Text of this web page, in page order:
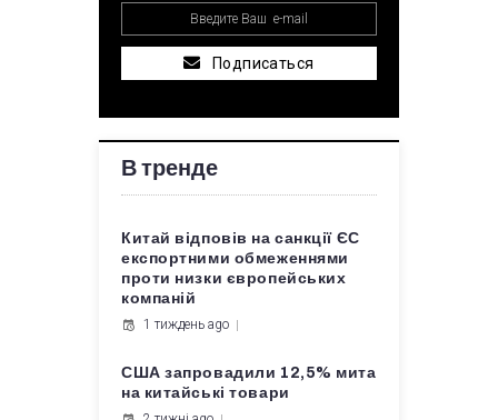
Подписаться
В тренде
Китай відповів на санкції ЄС
експортними обмеженнями
проти низки європейських
компаній
1 тиждень ago
США запровадили 12,5% мита
на китайські товари